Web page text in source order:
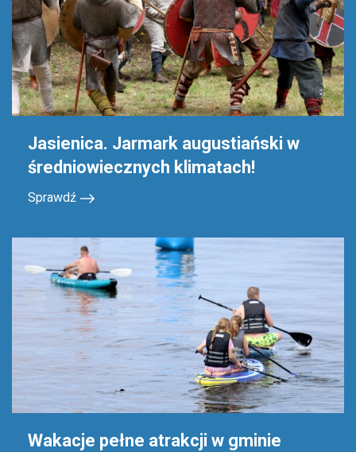
Jasienica. Jarmark augustiański w
średniowiecznych klimatach!
Sprawdź
Wakacje pełne atrakcji w gminie